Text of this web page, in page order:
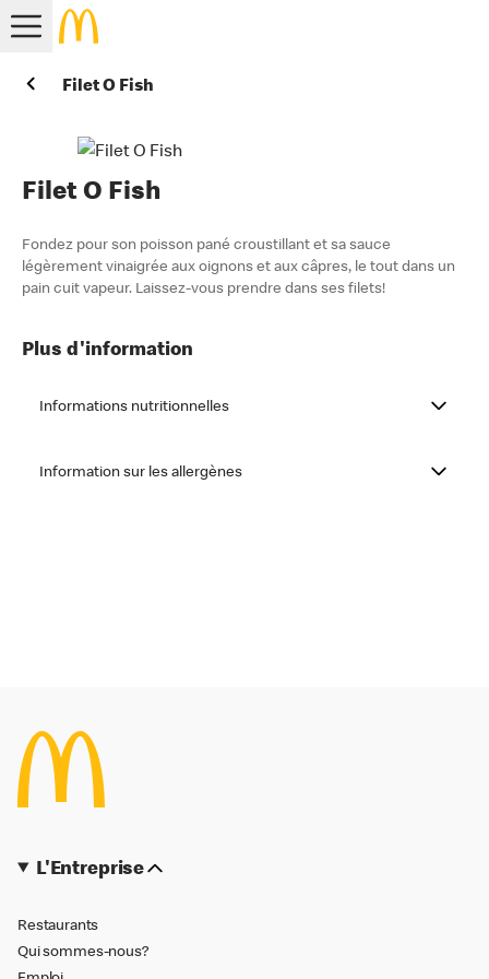
Filet O Fish
Filet O Fish
Fondez pour son poisson pané croustillant et sa sauce
légèrement vinaigrée aux oignons et aux câpres, le tout dans un
pain cuit vapeur. Laissez-vous prendre dans ses filets!
Plus d'information
Informations nutritionnelles
Information sur les allergènes
L'Entreprise
Restaurants
Qui sommes-nous?